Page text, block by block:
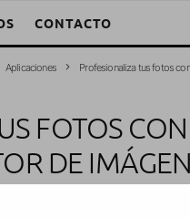
CONTACTO
Aplicaciones Profesionaliza tus fotos
FOTOS
DE